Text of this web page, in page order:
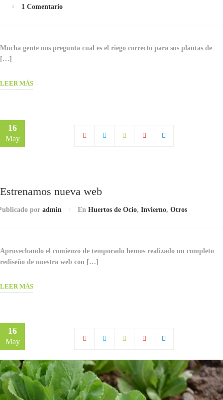
1 Comentario
Mucha gente nos pregunta cual es el riego correcto para sus plantas de
[…]
LEER MÁS
16
May
Estrenamos nueva web
por admin En Huertos de Ocio, Invierno, Otros
Aprovechando el comienzo de temporado hemos realizado un completo
rediseño de nuestra web con […]
LEER MÁS
16
May